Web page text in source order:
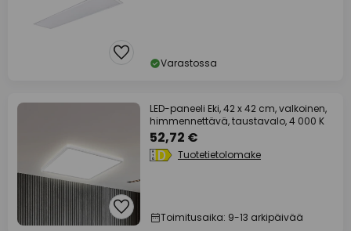
Varastossa
LED-paneeli Eki, 42 x 42 cm, valkoinen,
himmennettävä, taustavalo, 4 000 K
52,72 €
Tuotetietolomake
Toimitusaika: 9-13 arkipäivää